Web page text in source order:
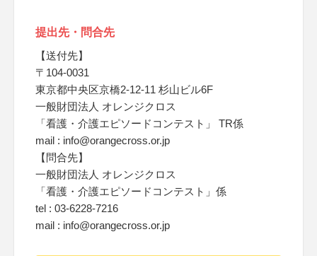
提出先・問合先
【送付先】
〒104-0031
東京都中央区京橋2-12-11 杉山ビル6F
一般財団法人 オレンジクロス
「看護・介護エピソードコンテスト」 TR係
mail : info@orangecross.or.jp
【問合先】
一般財団法人 オレンジクロス
「看護・介護エピソードコンテスト」係
tel : 03-6228-7216
mail : info@orangecross.or.jp